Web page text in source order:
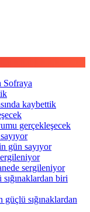
Sofraya
kaybettik
gerçekleşecek
gün sayıyor
sergileniyor
sığınaklardan